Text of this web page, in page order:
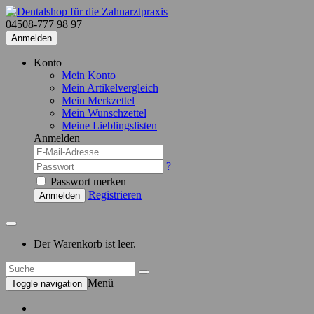
04508-777 98 97
Anmelden
Konto
Mein Konto
Mein Artikelvergleich
Mein Merkzettel
Mein Wunschzettel
Meine Lieblingslisten
Anmelden
?
Passwort merken
Anmelden Registrieren
Der Warenkorb ist leer.
Toggle navigation Menü